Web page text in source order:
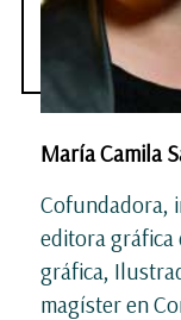
María Camila
Cofundadora,
editora gráfica
gráfica,
magíster en